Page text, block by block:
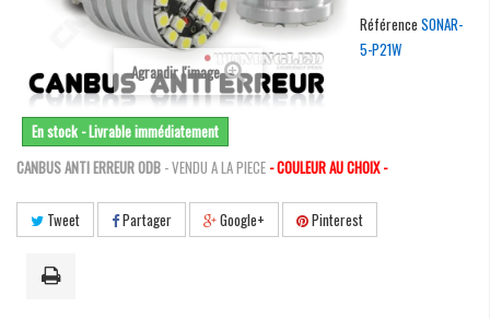
Agrandir l'image
Référence SONAR-
5-P21W
En stock - Livrable immédiatement
CANBUS ANTI ERREUR ODB - VENDU A LA PIECE - COULEUR AU CHOIX -
Tweet Partager Google+ Pinterest